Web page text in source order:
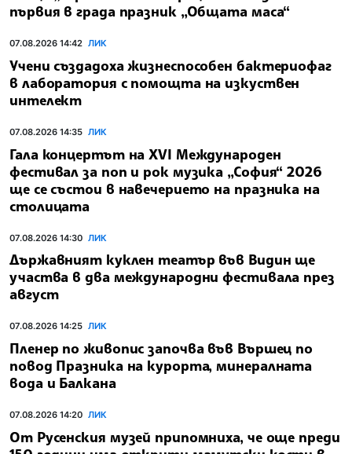
първия в града празник „Общата маса“
07.08.2026 14:42 ЛИК
Учени създадоха жизнеспособен бактериофаг
в лаборатория с помощта на изкуствен
интелект
07.08.2026 14:35 ЛИК
Гала концертът на ХVI Международен
фестивал за поп и рок музика „София“ 2026
ще се състои в навечерието на празника на
столицата
07.08.2026 14:30 ЛИК
Държавният куклен театър във Видин ще
участва в два международни фестивала през
август
07.08.2026 14:25 ЛИК
Пленер по живопис започва във Вършец по
повод Празника на курорта, минералната
вода и Балкана
07.08.2026 14:20 ЛИК
От Русенския музей припомниха, че още преди